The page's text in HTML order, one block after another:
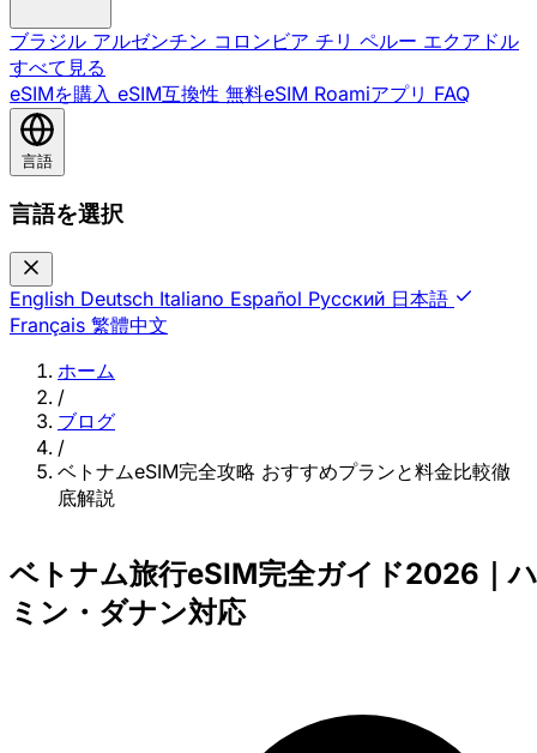
ブラジル アルゼンチン コロンビア チリ ペルー エクアドル
すべて見る
eSIMを購入 eSIM互換性 無料eSIM Roamiアプリ FAQ
言語
言語を選択
English Deutsch Italiano Español Русский 日本語
Français 繁體中文
ホーム
/
ブログ
/
ベトナムeSIM完全攻略 おすすめプランと料金比較徹
底解説
ベトナム旅行eSIM完全ガイド2026｜
ミン・ダナン対応